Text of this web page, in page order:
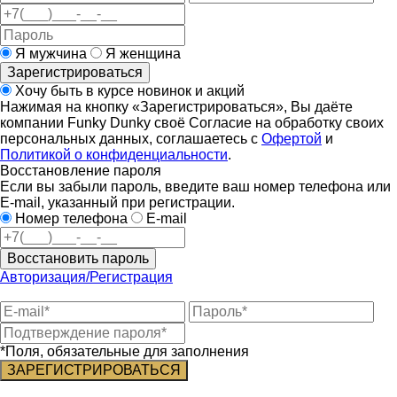
Я мужчина
Я женщина
Зарегистрироваться
Хочу быть в курсе новинок и акций
Нажимая на кнопку «Зарегистрироваться», Вы даёте
компании Funky Dunky своё Согласие на обработку своих
персональных данных, соглашаетесь с Офертой и
Политикой о конфиденциальности.
Восстановление пароля
Если вы забыли пароль, введите ваш номер телефона или
E-mail, указанный при регистрации.
Номер телефона
E-mail
Восстановить пароль
Авторизация/Регистрация
*Поля, обязательные для заполнения